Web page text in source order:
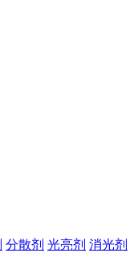
分散剂 光亮剂 消光剂